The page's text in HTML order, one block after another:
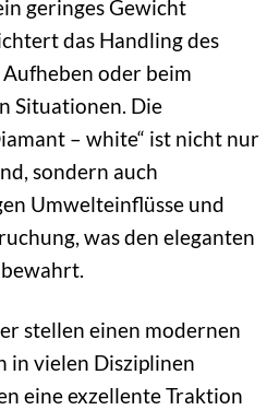
geringes Gewicht
das Handling des
oder beim
Situationen. Die
– white“ ist nicht nur
sondern auch
Umwelteinflüsse und
was den eleganten
stellen einen modernen
in vielen Disziplinen
eine exzellente Traktion